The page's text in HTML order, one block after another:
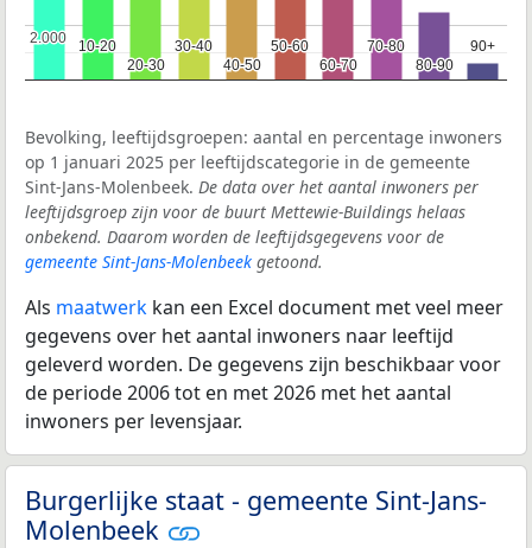
10-20
10-20
20-30
20-30
30-40
30-40
40-50
40-50
50-60
50-60
60-70
60-70
70-80
70-80
80-90
80-90
90+
90+
2.000
2.000
Bevolking, leeftijdsgroepen: aantal en percentage inwoners
op 1 januari 2025 per leeftijdscategorie in de gemeente
Sint-Jans-Molenbeek. De data over het aantal inwoners per
leeftijdsgroep zijn voor de buurt Mettewie-Buildings helaas
onbekend. Daarom worden de leeftijdsgegevens voor de
gemeente Sint-Jans-Molenbeek getoond.
Als maatwerk kan een Excel document met veel meer
gegevens over het aantal inwoners naar leeftijd
geleverd worden. De gegevens zijn beschikbaar voor
de periode 2006 tot en met 2026 met het aantal
inwoners per levensjaar.
Burgerlijke staat - gemeente Sint-Jans-
Molenbeek